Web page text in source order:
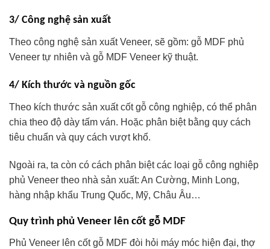
3/ Công nghệ sản xuất
Theo công nghệ sản xuất Veneer, sẽ gồm: gỗ MDF phủ
Veneer tự nhiên và gỗ MDF Veneer kỹ thuật.
4/ Kích thước và nguồn gốc
Theo kích thước sản xuất cốt gỗ công nghiệp, có thể phân
chia theo độ dày tấm ván. Hoặc phân biệt bằng quy cách
tiêu chuẩn và quy cách vượt khổ.
Ngoài ra, ta còn có cách phân biệt các loại gỗ công nghiệp
phủ Veneer theo nhà sản xuất: An Cường, Minh Long,
hàng nhập khẩu Trung Quốc, Mỹ, Châu Âu…
Quy trình phủ Veneer lên cốt gỗ MDF
Phủ Veneer lên cốt gỗ MDF đòi hỏi máy móc hiện đại, thợ